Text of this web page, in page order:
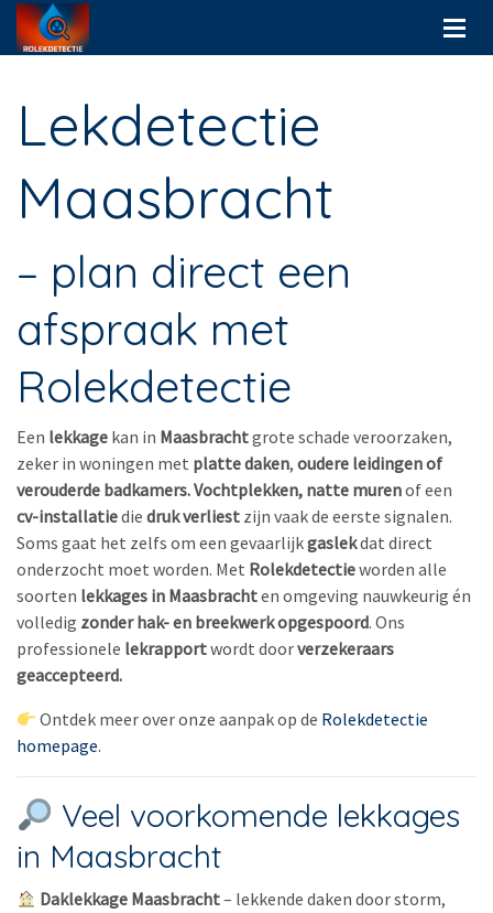
Lekdetectie
Maasbracht
– plan direct een
afspraak met
Rolekdetectie
Een lekkage kan in Maasbrachtgrote schade veroorzaken,
zeker in woningen met platte daken, oudere leidingen of
verouderde badkamers. Vochtplekken, natte murenof een
cv-installatiedie druk verliest zijn vaak de eerste signalen.
Soms gaat het zelfs om een gevaarlijkgaslekdat direct
onderzocht moet worden. Met Rolekdetectieworden alle
soorten lekkages in Maasbrachten omgeving nauwkeurig én
volledig zonder hak- en breekwerkopgespoord. Ons
professionele lekrapportwordt doorverzekeraars
geaccepteerd.
Ontdek meer over onze aanpak op de Rolekdetectie
homepage.
Veel voorkomende lekkages
in Maasbracht
Daklekkage Maasbracht– lekkende daken door storm,